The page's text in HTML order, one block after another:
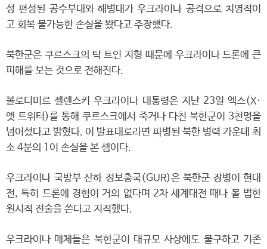
성 편성된 공수부대와 해병대가 우크라이나 공격으로 치명적이
고 회복 불가능한 손실을 봤다고 주장했다.
북한군은 쿠르스크의 탁 트인 지형 때문에 우크라이나 드론에 큰
피해를 보는 것으로 전해진다.
볼로디미르 젤렌스키 우크라이나 대통령은 지난 23일 엑스(X·
옛 트위터)를 통해 쿠르스크에서 죽거나 다친 북한군이 3천명을
넘어섰다고 밝혔다. 이 발표대로라면 파병된 북한 병력 가운데 최
소 4분의 1이 손실을 본 셈이다.
우크라이나 국방부 산하 정보총국(GUR)은 북한군 장병이 현대
전, 특히 드론에 경험이 거의 없다며 2차 세계대전 때나 볼 법한
원시적 전술을 쓴다고 지적했다.
우크라이나 매체들은 북한군이 대규모 사상에도 불구하고 기존